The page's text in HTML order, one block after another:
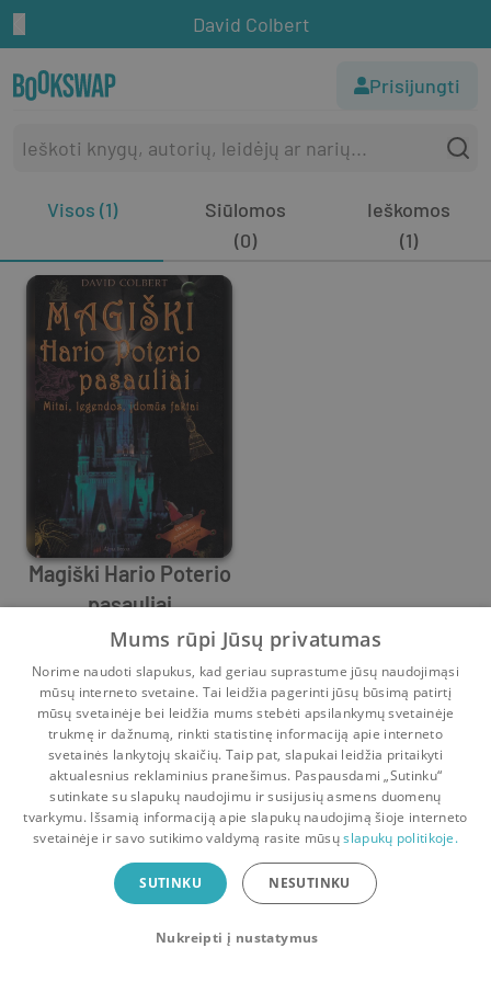
David Colbert
Prisijungti
Visos (1)
Siūlomos
(0)
Ieškomos
(1)
Magiški Hario Poterio
pasauliai
David Colbert
0 36
Pradinis Krepšelis Pokalbiai Pranešimai Paskyra
Bookswap programėlė
Mainykis knygomis dar patogiau!
Uždaryti
Mums rūpi Jūsų privatumas
Norime naudoti slapukus, kad geriau suprastume jūsų naudojimąsi
mūsų interneto svetaine. Tai leidžia pagerinti jūsų būsimą patirtį
mūsų svetainėje bei leidžia mums stebėti apsilankymų svetainėje
trukmę ir dažnumą, rinkti statistinę informaciją apie interneto
svetainės lankytojų skaičių. Taip pat, slapukai leidžia pritaikyti
aktualesnius reklaminius pranešimus. Paspausdami „Sutinku“
sutinkate su slapukų naudojimu ir susijusių asmens duomenų
tvarkymu. Išsamią informaciją apie slapukų naudojimą šioje interneto
svetainėje ir savo sutikimo valdymą rasite mūsųslapukų politikoje.
SUTINKU NESUTINKU
Nukreipti į nustatymus